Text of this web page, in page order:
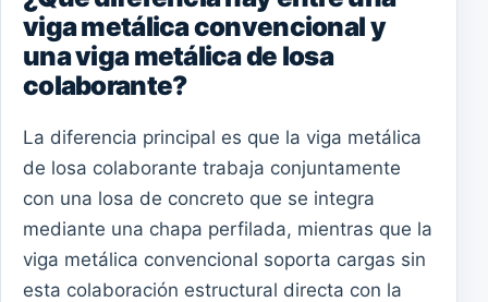
viga metálica convencional y
una viga metálica de losa
colaborante?
La diferencia principal es que la viga metálica
de losa colaborante trabaja conjuntamente
con una losa de concreto que se integra
mediante una chapa perfilada, mientras que la
viga metálica convencional soporta cargas sin
esta colaboración estructural directa con la